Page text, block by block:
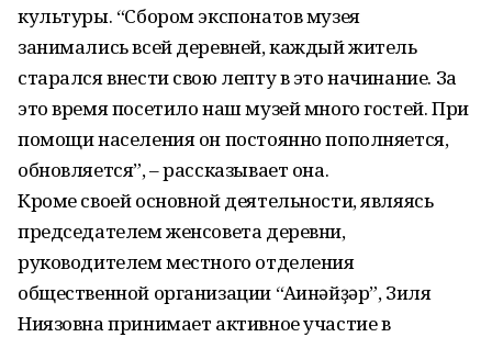
культуры. “Сбором экспонатов музея
занимались всей деревней, каждый житель
старался внести свою лепту в это начинание. За
это время посетило наш музей много гостей. При
помощи населения он постоянно пополняется,
обновляется”, – рассказывает она.
Кроме своей основной деятельности, являясь
председателем женсовета деревни,
руководителем местного отделения
общественной организации “Ағинәйҙәр”, Зиля
Ниязовна принимает активное участие в